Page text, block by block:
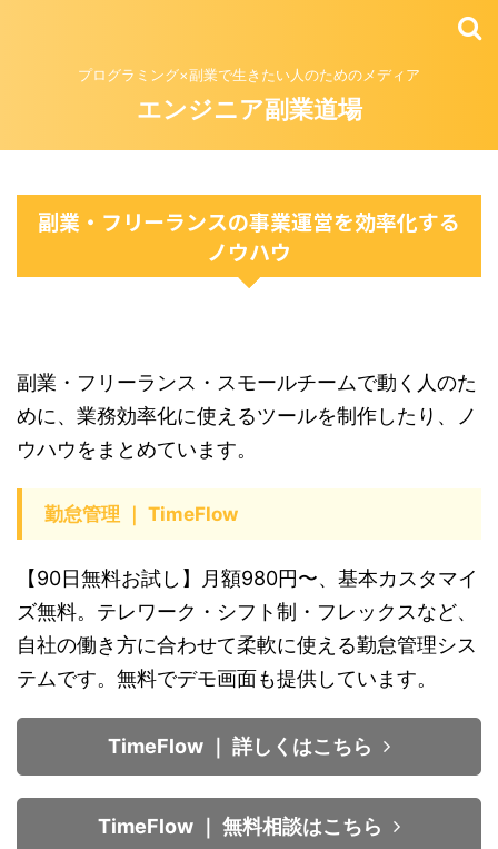
プログラミング×副業で生きたい人のためのメディア
エンジニア副業道場
副業・フリーランスの事業運営を効率化する
ノウハウ
副業・フリーランス・スモールチームで動く人のた
めに、業務効率化に使えるツールを制作したり、ノ
ウハウをまとめています。
勤怠管理 ｜ TimeFlow
【90日無料お試し】月額980円〜、基本カスタマイ
ズ無料。テレワーク・シフト制・フレックスなど、
自社の働き方に合わせて柔軟に使える勤怠管理シス
テムです。無料でデモ画面も提供しています。
TimeFlow ｜ 詳しくはこちら
TimeFlow ｜ 無料相談はこちら